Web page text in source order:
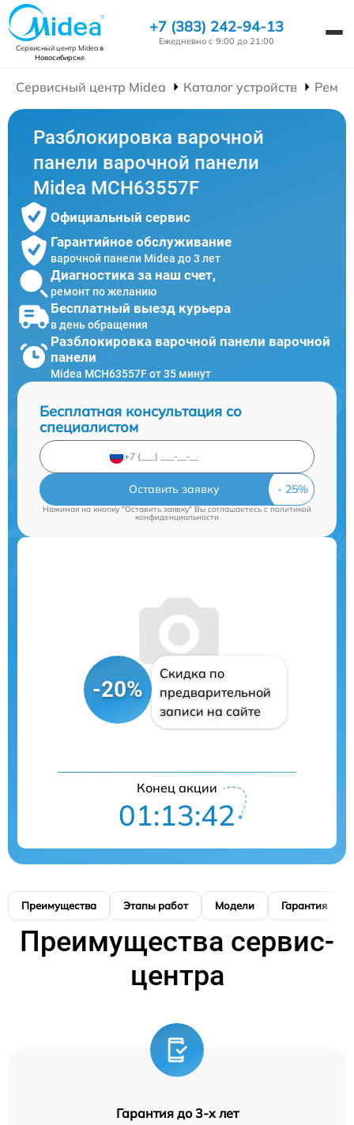
Сервисный центр Mideaв
Новосибирске
+7 (383) 242-94-13
Ежедневно с 9:00 до 21:00
Сервисный центр Midea Каталог устройств
Разблокировка варочной
панели варочной панели
Midea MCH63557F
Официальный сервис
Гарантийное обслуживание
варочной панели Midea до 3 лет
Диагностика за наш счет,
ремонт по желанию
Бесплатный выезд курьера
в день обращения
Разблокировка варочной панели варочной
панели
Midea MCH63557F от 35 минут
Бесплатная консультация со
специалистом
Оставить заявку
Нажимая на кнопку "Оставить заявку" Вы соглашаетесь cполитикой
конфиденциальности
-20%
Скидка по
предварительной
записи на сайте
Конец акции
01:13:41
Преимущества Этапы работ Модели Гарантия
Преимущества сервис-
центра
Гарантия до 3-х лет